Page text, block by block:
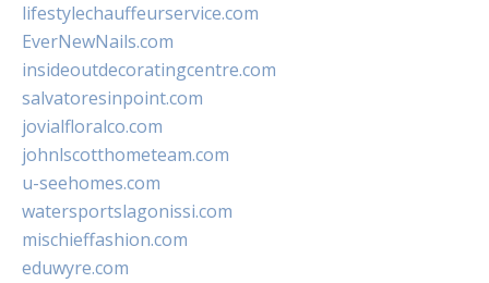
lifestylechauffeurservice.com
EverNewNails.com
insideoutdecoratingcentre.com
salvatoresinpoint.com
jovialfloralco.com
johnlscotthometeam.com
u-seehomes.com
watersportslagonissi.com
mischieffashion.com
eduwyre.com